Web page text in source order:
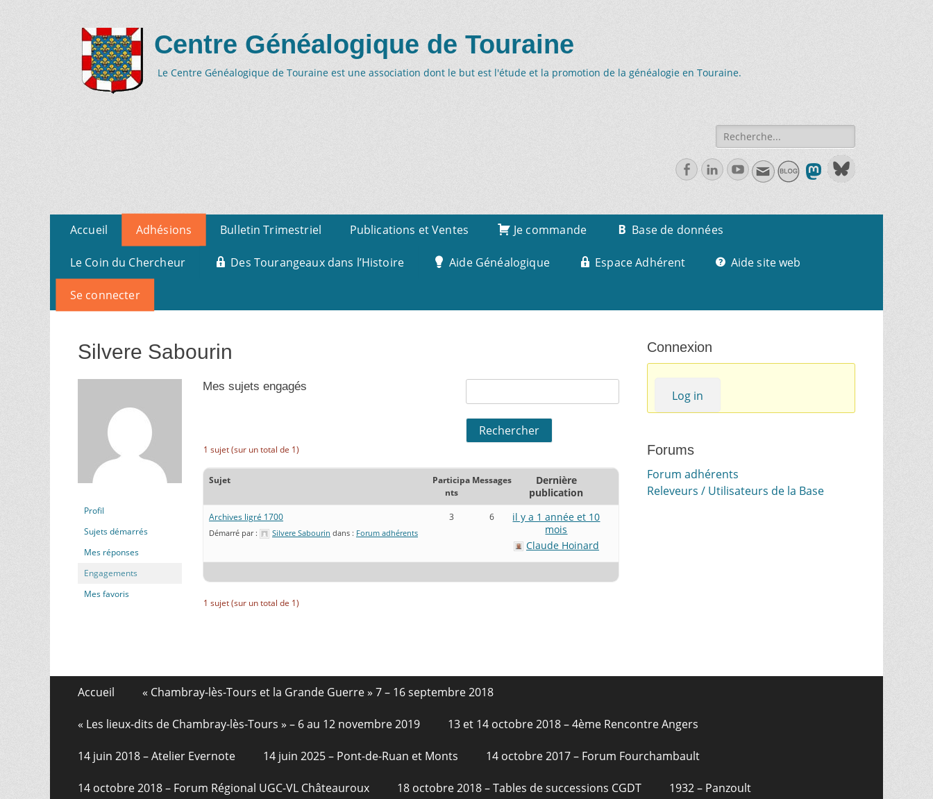
Centre Généalogique de Touraine
Le Centre Généalogique de Touraine est une association dont le but est l'étude et la promotion de la généalogie en Touraine.
Recherche
de:
FacebookLinkedlnYoutube
Menu
primaire
contenu
Accueil Adhésions Bulletin Trimestriel Publications et Ventes Je commande Base de données
Le Coin du Chercheur Des Tourangeaux dans l’Histoire Aide Généalogique Espace Adhérent Aide site web
Se connecter
Silvere Sabourin
Profil
Sujets démarrés
Mes réponses
Engagements
Mes favoris
Mes sujets engagés
1 sujet (sur un total de 1)
Sujet
Participa
nts
Messages
Dernière
publication
Archives ligré 1700
Démarré par : Silvere Sabourin dans : Forum adhérents
3 6
il y a 1 année et 10
mois
Claude Hoinard
1 sujet (sur un total de 1)
Connexion
Log in
Forums
Forum adhérents
Releveurs / Utilisateurs de la Base
Menu
de
page
contenu
Accueil « Chambray-lès-Tours et la Grande Guerre » 7 – 16 septembre 2018
« Les lieux-dits de Chambray-lès-Tours » – 6 au 12 novembre 2019 13 et 14 octobre 2018 – 4ème Rencontre Angers
14 juin 2018 – Atelier Evernote 14 juin 2025 – Pont-de-Ruan et Monts 14 octobre 2017 – Forum Fourchambault
14 octobre 2018 – Forum Régional UGC-VL Châteauroux 18 octobre 2018 – Tables de successions CGDT 1932 – Panzoult